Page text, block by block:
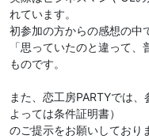
れています。
初参加の方からの感想の中
「思っていたのと違って
ものです。
また、恋工房PARTYでは
よっては条件証明書）
のご提示をお願いしており